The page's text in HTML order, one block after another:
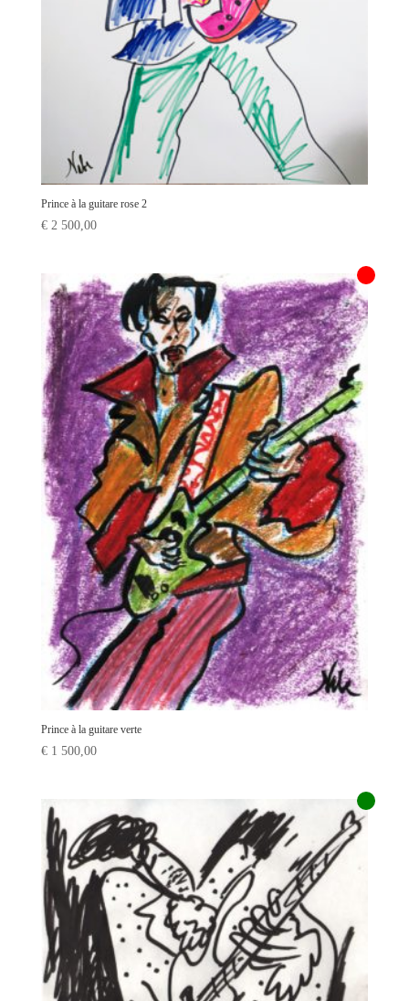
Prince à la guitare rose 2
€2 500,00
Prince à la guitare verte
€1 500,00